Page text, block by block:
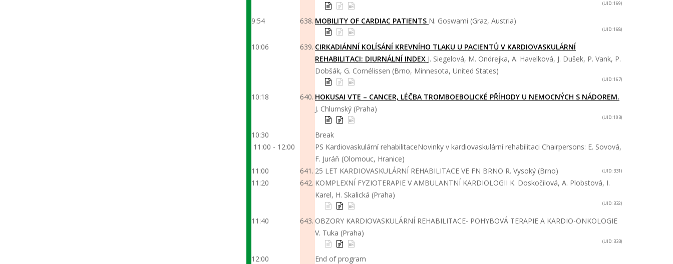
(UID: 169)
9:54 638. MOBILITY OF CARDIAC PATIENTS N. Goswami (Graz, Austria)
(UID: 168)
10:06 639. CIRKADIÁNNÍ KOLÍSÁNÍ KREVNÍHO TLAKU U PACIENTŮ V KARDIOVASKULÁRNÍ
REHABILITACI: DIURNÁLNÍ INDEX J. Siegelová, M. Ondrejka, A. Havelková, J. Dušek, P. Vank, P.
Dobšák, G. Cornélissen (Brno, Minnesota, United States)
(UID: 167)
10:18 640. HOKUSAI VTE – CANCER, LÉČBA TROMBOEBOLICKÉ PŘÍHODY U NEMOCNÝCH S NÁDOREM.
J. Chlumský (Praha)
(UID: 103)
10:30
Break
11:00 - 12:00
PS Kardiovaskulární rehabilitaceNovinky v kardiovaskulární rehabilitaci Chairpersons: E. Sovová,
F. Juráň (Olomouc, Hranice)
11:00
641. 25 LET KARDIOVASKULÁRNÍ REHABILITACE VE FN BRNO R. Vysoký (Brno) (UID: 331)
11:20 642. KOMPLEXNÍ FYZIOTERAPIE V AMBULANTNÍ KARDIOLOGII K. Doskočilová, A. Plobstová, I.
Karel, H. Skalická (Praha)
(UID: 332)
11:40 643. OBZORY KARDIOVASKULÁRNÍ REHABILITACE- POHYBOVÁ TERAPIE A KARDIO-ONKOLOGIE
V. Tuka (Praha)
(UID: 333)
12:00 End of program